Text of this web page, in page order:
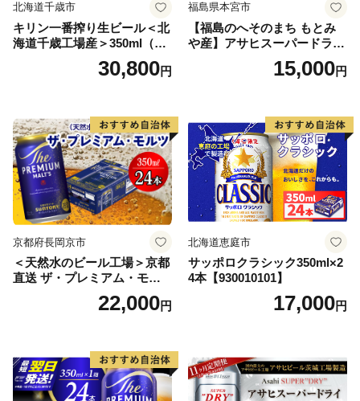
北海道千歳市
キリン一番搾り生ビール＜北
海道千歳工場産＞350ml（24
30,800円
福島県本宮市
【福島のへそのまち もとみ
や産】アサヒスーパードライ
350ml×24本 合計8.4L 1ケー
ス アルコール度数5% 缶ビー
口 送料無料 カメイ 本宮市
【07214-0206】
15,000円
京都府長岡京市
＜天然水のビール工場＞京都
直送 ザ・プレミアム・モル
ツ 350ml×24本 プレモル [149
22,000円
北海道恵庭市
サッポロクラシック350ml×2
4本【930010101】
17,000円